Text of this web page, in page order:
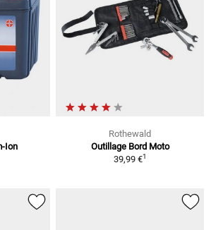
Ion
Rothewald
Outillage Bord Moto
39,99 €1